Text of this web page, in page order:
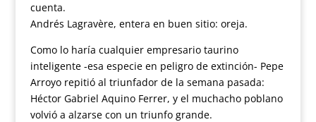
cuenta.
Andrés Lagravère, entera en buen sitio: oreja.
Como lo haría cualquier empresario taurino
inteligente -esa especie en peligro de extinción- Pepe
Arroyo repitió al triunfador de la semana pasada:
Héctor Gabriel Aquino Ferrer, y el muchacho poblano
volvió a alzarse con un triunfo grande.